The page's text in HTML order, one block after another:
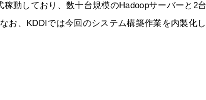
動しており、数十台規模のHadoopサーバーと2台
お、KDDIでは今回のシステム構築作業を内製化し